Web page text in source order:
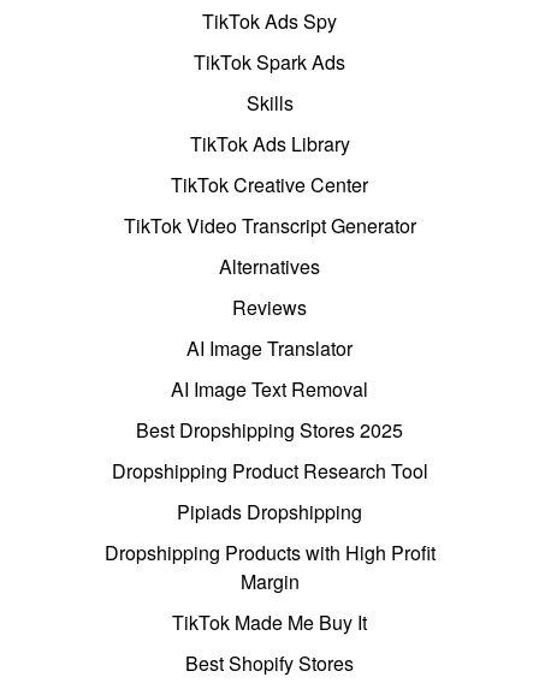
TikTok Ads Spy
TikTok Spark Ads
Skills
TikTok Ads Library
TikTok Creative Center
TikTok Video Transcript Generator
Alternatives
Reviews
AI Image Translator
AI Image Text Removal
Best Dropshipping Stores 2025
Dropshipping Product Research Tool
Pipiads Dropshipping
Dropshipping Products with High Profit
Margin
TikTok Made Me Buy It
Best Shopify Stores